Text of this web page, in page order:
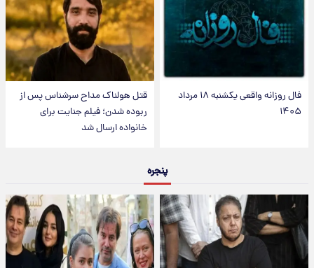
فال روزانه واقعی یکشنبه ۱۸ مرداد
۱۴۰۵
قتل هولناک مداح سرشناس پس از
ربوده شدن؛ فیلم جنایت برای
خانواده ارسال شد
پنجره